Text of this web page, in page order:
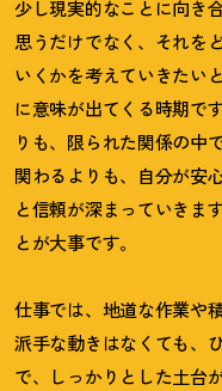
少し現実的なことに向き
思うだけでなく、それを
いくかを考えていきたい
に意味が出てくる時期で
りも、限られた関係の中
関わるよりも、自分が安
と信頼が深まっていきま
とが大事です。
仕事では、地道な作業や
派手な動きはなくても、
で、しっかりとした土台